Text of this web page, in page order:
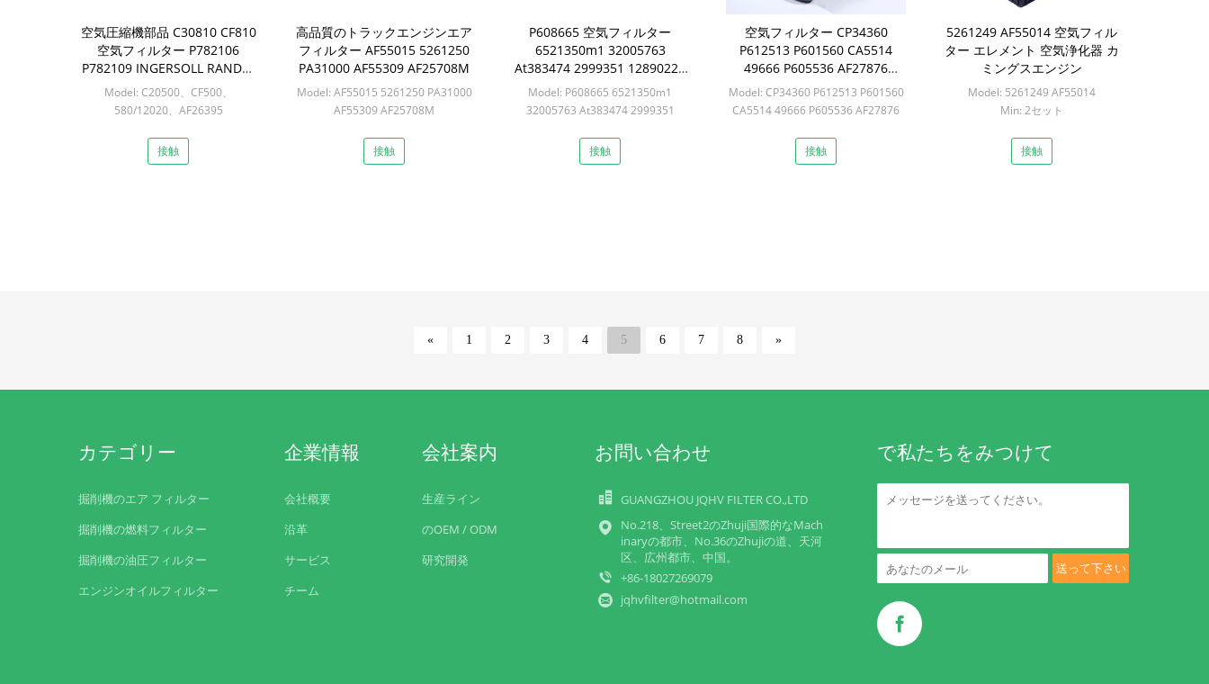
空気圧縮機部品 C30810 CF810
空気フィルター P782106
P782109 INGERSOLL RANDの
ために
Model: C20500、CF500、
580/12020、AF26395
接触
高品質のトラックエンジンエア
フィルター AF55015 5261250
PA31000 AF55309 AF25708M
Model: AF55015 5261250 PA31000
AF55309 AF25708M
接触
P608665 空気フィルター
6521350m1 32005763
At383474 2999351 12890228
1241086 093677 エンジニアリ
ング機械用
Model: P608665 6521350m1
32005763 At383474 2999351
て
Min: 6sets
接触
空気フィルター CP34360
P612513 P601560 CA5514
49666 P605536 AF27876
F071150 4286473M2 3045632
Model: CP34360 P612513 P601560
CA5514 49666 P605536 AF27876
Min: 6sets
接触
5261249 AF55014 空気フィル
ター エレメント 空気浄化器 カ
ミングスエンジン
Model: 5261249 AF55014
Min: 2セット
接触
« 1 2 3 4 5 6 7 8 »
カテゴリー
掘削機のエア フィルター
掘削機の燃料フィルター
掘削機の油圧フィルター
エンジンオイルフィルター
企業情報
会社概要
沿革
サービス
チーム
会社案内
生産ライン
のOEM / ODM
研究開発
お問い合わせ
GUANGZHOU JQHV FILTER CO.,LTD
No.218、Street2のZhuji国際的なMach
inaryの都市、No.36のZhujiの道、天河
区、広州都市、中国。
+86-18027269079
jqhvfilter@hotmail.com
で私たちをみつけて
送って下さい